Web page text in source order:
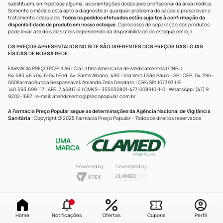
Home Notificações Ofertas Cupons Perfil
substituem, em hipótese alguma, as orientações dadas pelo profissional da área médica.
Somente o médico está apto a diagnosticar qualquer problema de saúde e prescrever o
tratamento adequado. Todos os pedidos efetuados estão sujeitos à confirmação da
disponibilidade de produto em nosso estoque.O processo de separação dos produtos
pode levar até dois dias úteis dependendo da disponibilidade do estoque em loja.
OS PREÇOS APRESENTADOS NO SITE SÃO DIFERENTES DOS PREÇOS DAS LOJAS
FÍSICAS DE NOSSA REDE.
FARMÁCIA PREÇO POPULAR | Cia Latino Americana de Medicamentos | CNPJ:
84.683.481/0416-04 | End: Av. Santo Albano, 490 - Vila Vera | São Paulo - SP | CEP: 04.296-
000Farmacêutica Responsável: Amanda Zelia Deodato | CRF/SP: 107393 | IE:
140.593.699.117 | AFE: 7.45817-2 | CMVS - 355030801-477-008910-1-0 | WhatsApp: (47) 9
9202-1687 | e-mail: atendimento@precopopular.com.br.
A Farmácia Preço Popular segue as determinações da Agência Nacional de Vigilância
Sanitária | Copyright © 2025 Farmácia Preço Popular - Todos os direitos reservados.
UMA
MARCA
Powered by Developed by